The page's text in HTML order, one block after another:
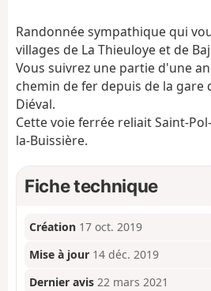
Randonnée sympathique qui
villages de La Thieuloye et de
Vous suivrez une partie d'une
chemin de fer depuis de la gare
Diéval.
Cette voie ferrée reliait Saint-
la-Buissière.
Fiche technique
Création 17 oct. 2019
Mise à jour 14 déc. 2019
Dernier avis 22 mars 2021